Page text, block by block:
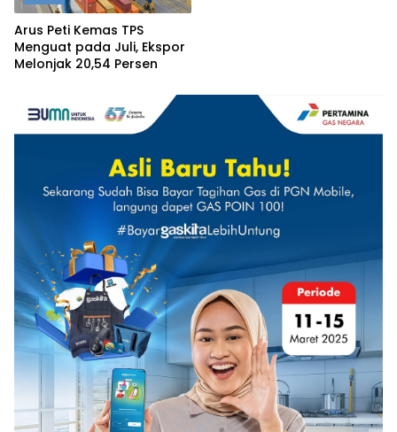
Arus Peti Kemas TPS
Menguat pada Juli, Ekspor
Melonjak 20,54 Persen